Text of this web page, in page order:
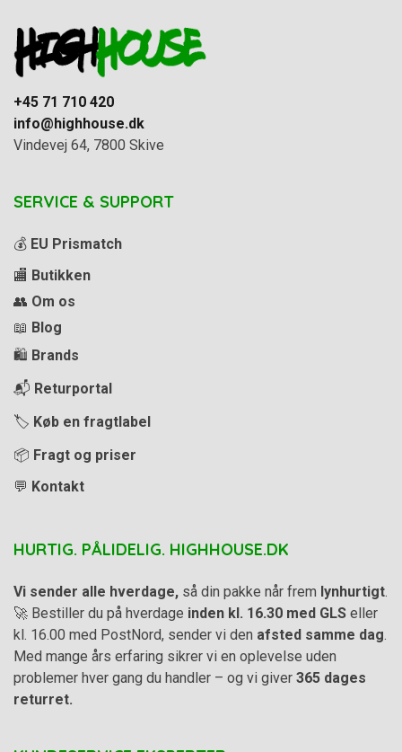
+45 71 710 420
info@highhouse.dk
Vindevej 64, 7800 Skive
SERVICE & SUPPORT
💰 EU Prismatch
🏬 Butikken
👥 Om os
📖 Blog
🛍️ Brands
📬 Returportal
🏷️ Køb en fragtlabel
📦 Fragt og priser
💬 Kontakt
HURTIG. PÅLIDELIG. HIGHHOUSE.DK
Vi sender alle hverdage, så din pakke når frem lynhurtigt
🚀 Bestiller du på hverdage inden kl. 16.30 med GLS eller
kl. 16.00 med PostNord, sender vi den afsted samme dag
Med mange års erfaring sikrer vi en oplevelse uden
problemer hver gang du handler – og vi giver 365 dages
returret.